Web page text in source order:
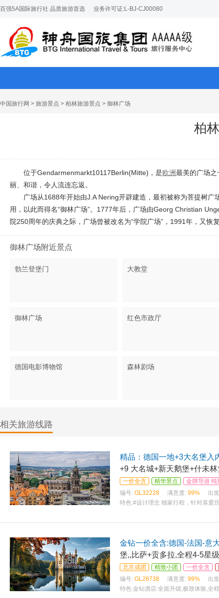
百强5A国际旅行社 品质旅游首选 业务许可证:L-BJ-CJ00080
中国旅行网 > 旅游景点 > 柏林旅游景点 > 御林广场
柏
位于Gendarmenmarkt10117Berlin(Mitte)，是欧洲最美的广场
丽、和谐，令人流连忘返。
广场从1688年开始由J.A Nering开辟建造，最初被称为菩提树
用，以此而得名“御林广场”。1777年后，广场由Georg Christian
院250周年的庆典之际，广场曾被改名为“学院广场”，1991年，又恢
御林广场附近景点
勃兰登堡门 大教堂
御林广场 红色市政厅
德国电影博物馆 森林剧场
相关旅游线路
精品：德国一地+3大名堡入
+9 大名城+新天鹅堡+什未
一价全含 精华景点
金牌导游 纯
编号: GL32228 满意度: 99%
出
特色:#设计理念 独家行程，针对喜爱
金钻一价全含:德国-法国-意
堡,,比萨+贡多拉,全程4-5星
北京成团 精致小团 一价全含
编号: GL28738 满意度: 99%
出
特色:金钻酒店:全面升级,极致体验,全